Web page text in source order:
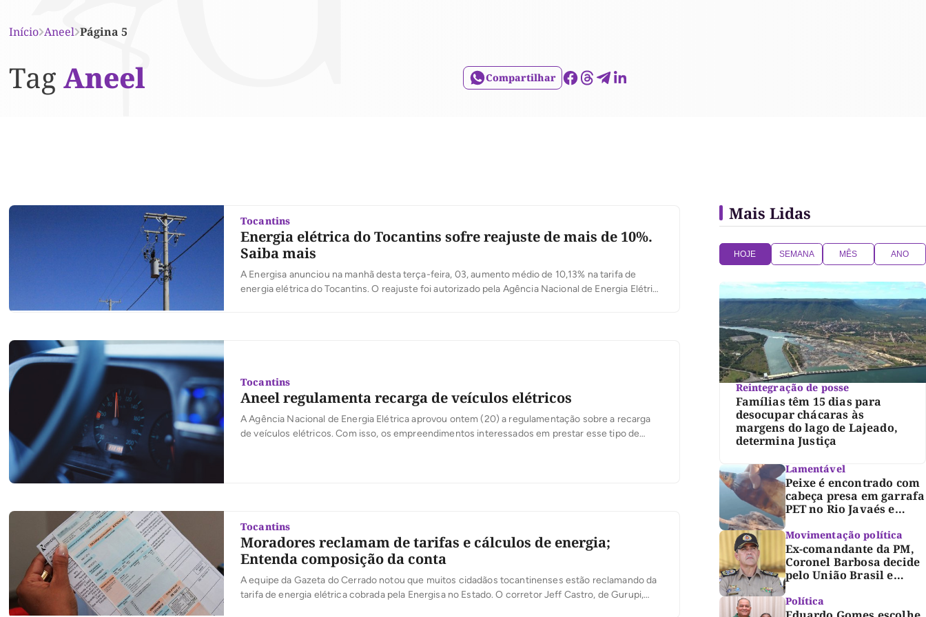
Início Aneel Página 5
Tag Aneel Compartilhar
Tocantins
Energia elétrica do Tocantins sofre reajuste de mais de 10%.
Saiba mais
A Energisa anunciou na manhã desta terça-feira, 03, aumento médio de 10,13% na tarifa de
energia elétrica do Tocantins. O reajuste foi autorizado pela Agência Nacional de Energia Elétrica
Tocantins
Aneel regulamenta recarga de veículos elétricos
A Agência Nacional de Energia Elétrica aprovou ontem (20) a regulamentação sobre a recarga
de veículos elétricos. Com isso, os empreendimentos interessados em prestar esse tipo de
Tocantins
Moradores reclamam de tarifas e cálculos de energia;
Entenda composição da conta
A equipe da Gazeta do Cerrado notou que muitos cidadãos tocantinenses estão reclamando da
tarifa de energia elétrica cobrada pela Energisa no Estado. O corretor Jeff Castro, de Gurupi,
Mais Lidas
HOJE SEMANA MÊS ANO
Reintegração de posse
Famílias têm 15 dias para
desocupar chácaras às
margens do lago de Lajeado,
determina Justiça
Lamentável
Peixe é encontrado com
cabeça presa em garrafa
PET no Rio Javaés e
vídeo alerta para
impacto do lixo nos rios
Movimentação política
Ex-comandante da PM,
Coronel Barbosa decide
pelo União Brasil e
reforça chapa federal de
Dorinha
Política